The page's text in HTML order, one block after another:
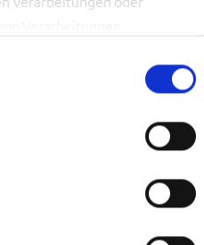
der erläuterten
auslesen und damit
vornehmen
erforderlich sind,
ERLAUBEN“
am